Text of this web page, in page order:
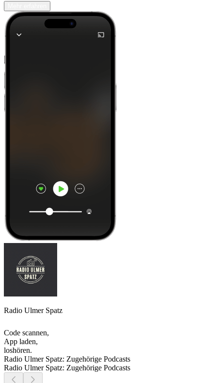
Radio Ulmer Spatz
Code scannen,
App laden,
loshören.
Radio Ulmer Spatz: Zugehörige Podcasts
Radio Ulmer Spatz: Zugehörige Podcasts